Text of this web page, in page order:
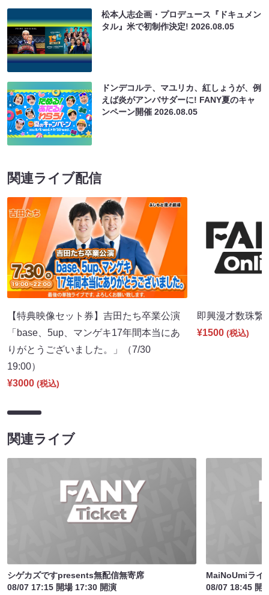
松本人志企画・プロデュース『ドキュメン
タル』米で初制作決定!2026.08.05
ドンデコルテ、マユリカ、紅しょうが、例
えば炎がアンバサダーに! FANY夏のキャ
ンペーン開催2026.08.05
関連ライブ配信
【特典映像セット券】吉田たち卒業公演
「base、5up、マンゲキ17年間本当にあ
りがとうございました。」（7/30
19:00）
¥3000 (税込)
即興漫才数珠
¥1500 (税込)
関連ライブ
シゲカズですpresents無配信無寄席
08/07 17:15 開場 17:30 開演
MaiNoUmiライ
08/07 18:45 開